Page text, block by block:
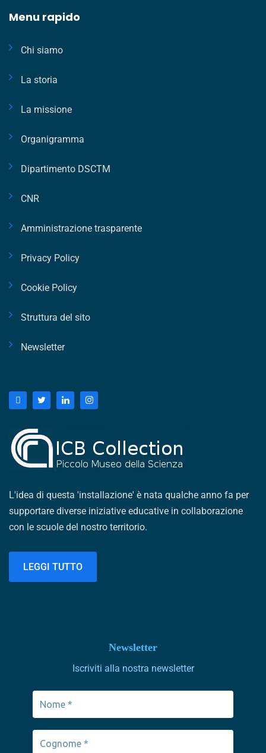
Menu rapido
Chi siamo
La storia
La missione
Organigramma
Dipartimento DSCTM
CNR
Amministrazione trasparente
Privacy Policy
Cookie Policy
Struttura del sito
Newsletter
L'idea di questa 'installazione' è nata qualche anno fa per
supportare diverse iniziative educative in collaborazione
con le scuole del nostro territorio.
LEGGI TUTTO
Newsletter
Iscriviti alla nostra newsletter